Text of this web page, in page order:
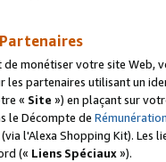
monétiser votre site Web,
partenaires utilisant un
« Site ») en plaçant sur
le Décompte de
l'Alexa Shopping Kit).
(« Liens Spéciaux»).